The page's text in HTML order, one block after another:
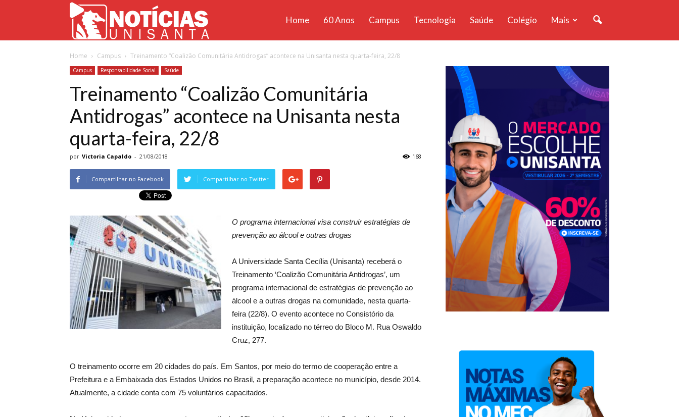
Unisanta
Home 60 Anos Campus Tecnologia Saúde Colégio Mais
Home Campus Treinamento “Coalizão Comunitária Antidrogas” acontece na Unisanta nesta quarta-feira, 22/8
Campus Responsabilidade Social Saúde
Treinamento “Coalizão Comunitária
Antidrogas” acontece na Unisanta nesta
quarta-feira, 22/8
por Victoria Capaldo - 21/08/2018 168
Compartilhar no Facebook Compartilhar no Twitter
O programa internacional visa construir estratégias de
prevenção ao álcool e outras drogas
A Universidade Santa Cecília (Unisanta) receberá o
Treinamento ‘Coalizão Comunitária Antidrogas’, um
programa internacional de estratégias de prevenção ao
álcool e a outras drogas na comunidade, nesta quarta-
feira (22/8). O evento acontece no Consistório da
instituição, localizado no térreo do Bloco M. Rua Oswaldo
Cruz, 277.
O treinamento ocorre em 20 cidades do país. Em Santos, por meio do termo de cooperação entre a
Prefeitura e a Embaixada dos Estados Unidos no Brasil, a preparação acontece no município, desde 2014.
Atualmente, a cidade conta com 75 voluntários capacitados.